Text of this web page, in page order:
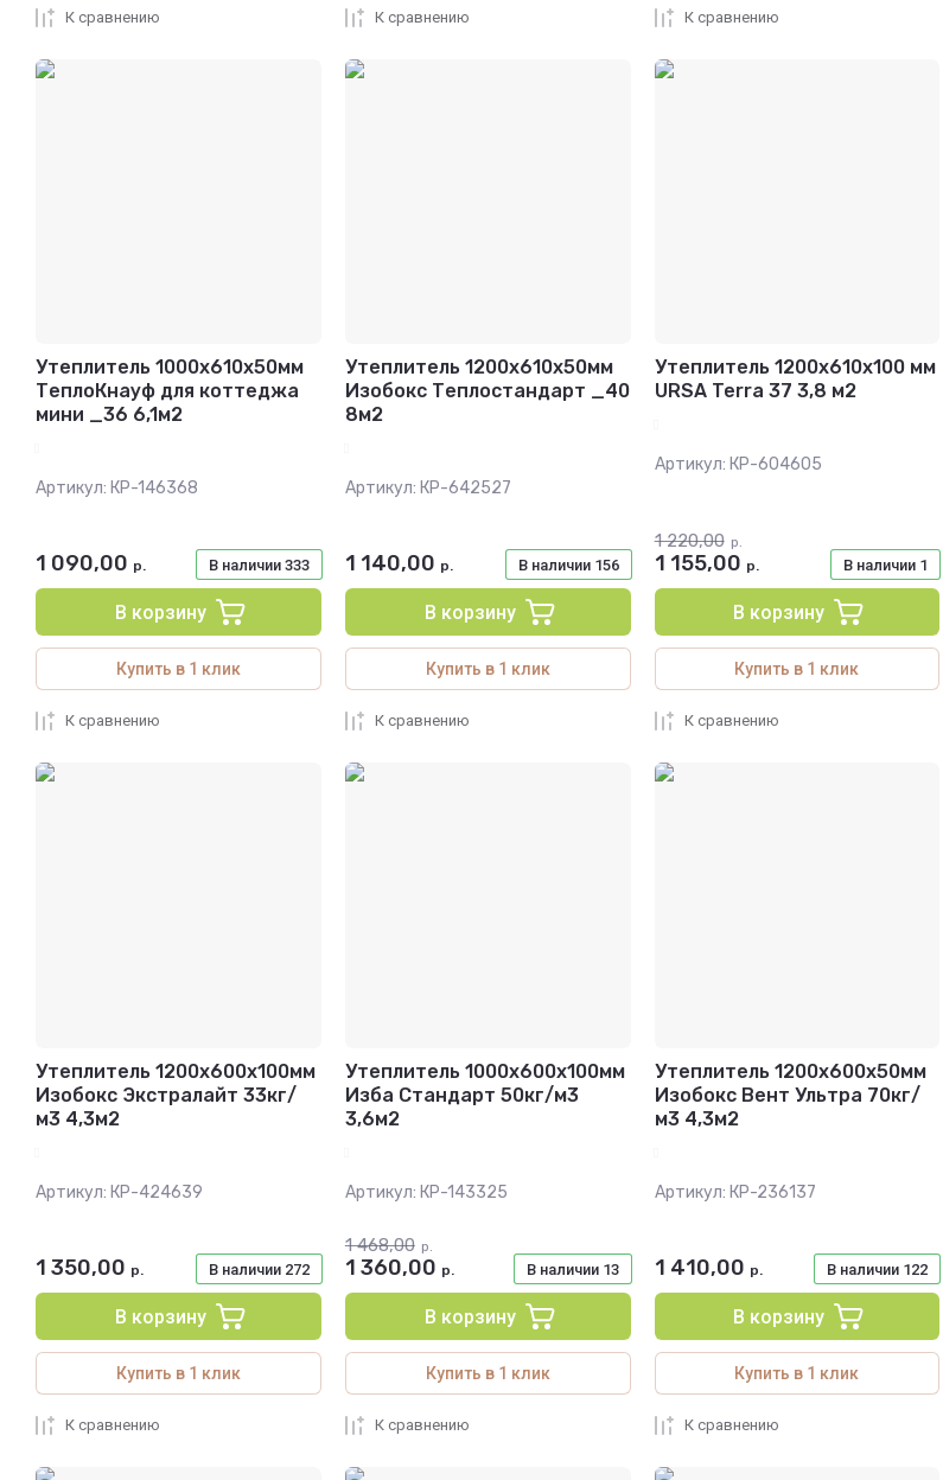
К сравнению К сравнению К сравнению
Утеплитель 1000х610х50мм
ТеплоКнауф для коттеджа
мини _36 6,1м2
Артикул: КР-146368
В наличии 333
1 090,00 р.
В корзину
Купить в 1 клик
К сравнению
Утеплитель 1200х610х50мм
Изобокс Теплостандарт _40
8м2
Артикул: КР-642527
В наличии 156
1 140,00 р.
В корзину
Купить в 1 клик
К сравнению
Утеплитель 1200х610х100 мм
URSA Terra 37 3,8 м2
Артикул: КР-604605
В наличии 1
1 220,00 р.
1 155,00 р.
В корзину
Купить в 1 клик
К сравнению
Утеплитель 1200х600х100мм
Изобокс Экстралайт 33кг/
м3 4,3м2
Артикул: КР-424639
В наличии 272
1 350,00 р.
В корзину
Купить в 1 клик
К сравнению
Утеплитель 1000х600х100мм
Изба Стандарт 50кг/м3
3,6м2
Артикул: КР-143325
В наличии 13
1 468,00 р.
1 360,00 р.
В корзину
Купить в 1 клик
К сравнению
Утеплитель 1200х600х50мм
Изобокс Вент Ультра 70кг/
м3 4,3м2
Артикул: КР-236137
В наличии 122
1 410,00 р.
В корзину
Купить в 1 клик
К сравнению